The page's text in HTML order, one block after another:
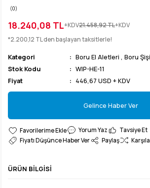
(0)
18.240,08 TL+KDV21.458,92 TL+KDV
*2.200,12 TL den başlayan taksitlerle!
Kategori Boru El Aletleri , Boru
Stok Kodu
WIP-HE-11
Fiyat
446,67 USD + KDV
Gelince Haber Ver
Gelince Haber Ver
Yorum Yaz
Tavsiye Et
Fiyatı Düşünce Haber Ver
Paylaş
ÜRÜN BILGISI